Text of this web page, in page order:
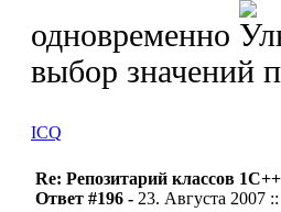
одновременно
выбор значений
ICQ
Re: Репозитарий классов
Ответ #196 - 23. Августа 2007